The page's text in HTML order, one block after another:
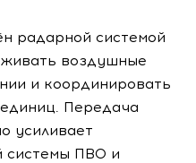
радарной системой
воздушные
и координировать
Передача
усиливает
системы ПВО и